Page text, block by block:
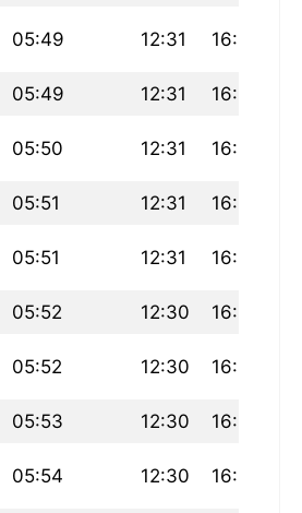
05:49 12:31 16:11
05:49 12:31 16:10
05:50 12:31 16:10
05:51 12:31 16:10
05:51 12:31 16:09
05:52 12:30 16:09
05:52 12:30 16:09
05:53 12:30 16:08
05:54 12:30 16:08